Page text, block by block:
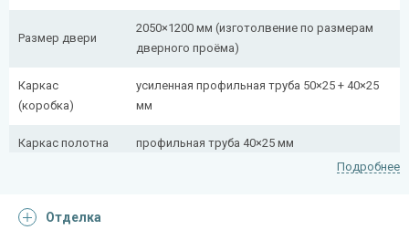
Размер двери
2050×1200 мм (изготолвение по размерам
дверного проёма)
Каркас
(коробка)
усиленная профильная труба 50×25 + 40×25
мм
Каркас полотна профильная труба 40×25 мм
Притворная
Подробнее
Отделка